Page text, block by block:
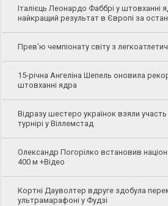
Італієць Леонардо Фаббрі у штовханні
найкращий результат в Європі за
Прев'ю чемпіонату світу з
15-річна Ангеліна Шепель оновила
штовханні ядра
Відразу шестеро українок взяли участь
турнірі у Віллемстад
Олександр Погорілко встановив
400 м +Відео
Кортні Дауволтер вдруге здобула
ультрамарафоні у Фудзі